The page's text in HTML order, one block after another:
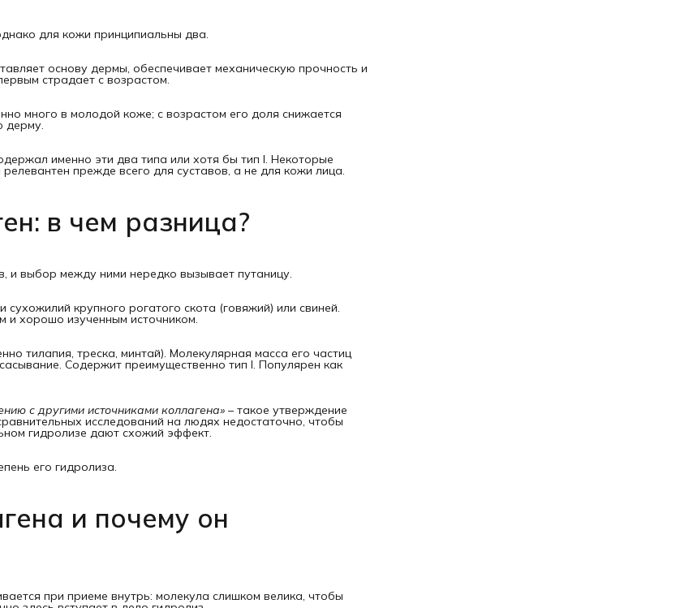
для кожи принципиальны два.
основу дермы, обеспечивает механическую прочность и
страдает с возрастом.
много в молодой коже; с возрастом его доля снижается
дерму.
именно эти два типа или хотя бы тип I. Некоторые
прежде всего для суставов, а не для кожи лица.
в чем разница?
и выбор между ними нередко вызывает путаницу.
крупного рогатого скота (говяжий) или свиней.
и хорошо изученным источником.
тилапия, треска, минтай). Молекулярная масса его частиц
Содержит преимущественно тип I. Популярен как
с другими источниками коллагена» – такое утверждение
исследований на людях недостаточно, чтобы
гидролизе дают схожий эффект.
его гидролиза.
и почему он
при приеме внутрь: молекула слишком велика, чтобы